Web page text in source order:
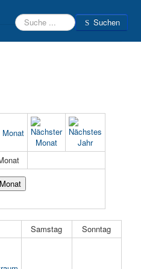
Suchen Suchen
Samstag Sonntag